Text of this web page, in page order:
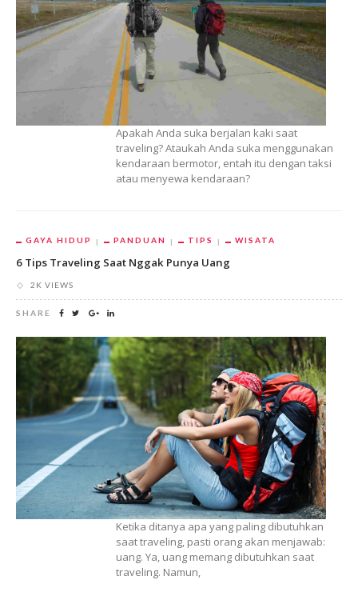
Apakah Anda suka berjalan kaki saat
traveling? Ataukah Anda suka menggunakan
kendaraan bermotor, entah itu dengan taksi
atau menyewa kendaraan?
GAYA HIDUP PANDUAN TIPS WISATA
6 Tips Traveling Saat Nggak Punya Uang
2K VIEWS
SHARE
Ketika ditanya apa yang paling dibutuhkan
saat traveling, pasti orang akan menjawab:
uang. Ya, uang memang dibutuhkan saat
traveling. Namun,